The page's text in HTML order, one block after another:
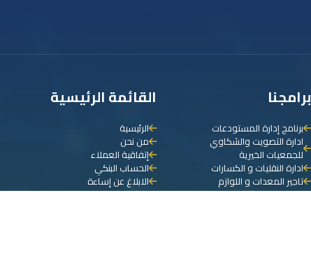
برامجنا
برنامج إدارة المستودعات
ادارة التصويت والشكاوي
للجمعيات الخيرية
ادارة النقليات و الكسارات
تاجير المعدات و اللوازم
مكاتب الايجار و العقارات
القائمة الرئيسية
الرئيسية
من نحن
إتفاقية العملاء
الحساب البنكي
الابلاغ عن إساءة
منطقة العملاء